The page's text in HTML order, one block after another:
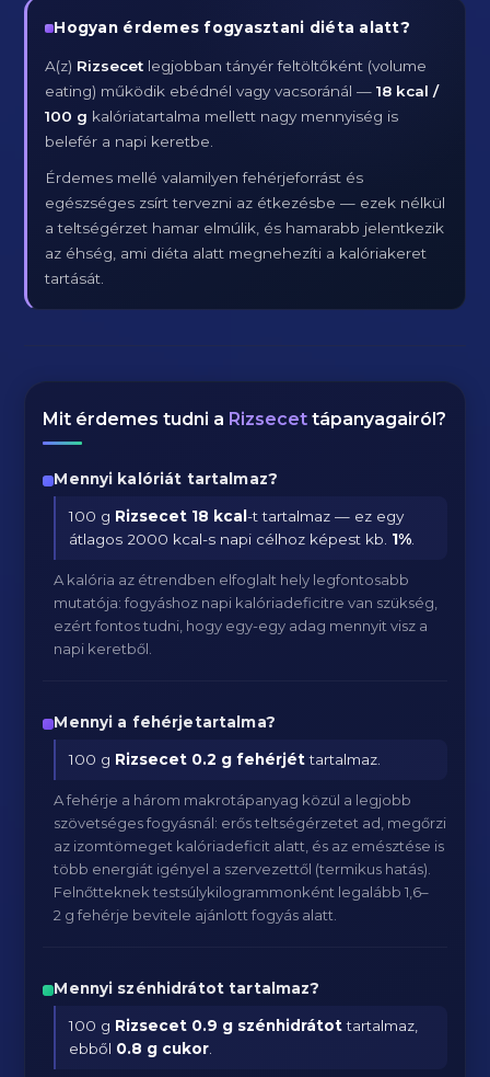
Hogyan érdemes fogyasztani diéta alatt?
A(z) Rizsecet legjobban tányér feltöltőként (volume
eating) működik ebédnél vagy vacsoránál —18 kcal /
100 g kalóriatartalma mellett nagy mennyiség is
belefér a napi keretbe.
Érdemes mellé valamilyen fehérjeforrást és
egészséges zsírt tervezni az étkezésbe — ezek nélkül
a teltségérzet hamar elmúlik, és hamarabb jelentkezik
az éhség, ami diéta alatt megnehezíti a kalóriakeret
tartását.
Mit érdemes tudni a Rizsecet tápanyagairól?
Mennyi kalóriát tartalmaz?
100 g Rizsecet 18 kcal-t tartalmaz — ez egy
átlagos 2000 kcal-s napi célhoz képest kb. 1%
A kalória az étrendben elfoglalt hely legfontosabb
mutatója: fogyáshoz napi kalóriadeficitre van szükség,
ezért fontos tudni, hogy egy-egy adag mennyit visz a
napi keretből.
Mennyi a fehérjetartalma?
100 g Rizsecet 0.2 g fehérjéttartalmaz.
A fehérje a három makrotápanyag közül a legjobb
szövetséges fogyásnál: erős teltségérzetet ad, megőrzi
az izomtömeget kalóriadeficit alatt, és az emésztése is
több energiát igényel a szervezettől (termikus hatás).
Felnőtteknek testsúlykilogrammonként legalább 1,6–
2 g fehérje bevitele ajánlott fogyás alatt.
Mennyi szénhidrátot tartalmaz?
100 g Rizsecet 0.9 g szénhidrátottartalmaz,
ebből 0.8 g cukor